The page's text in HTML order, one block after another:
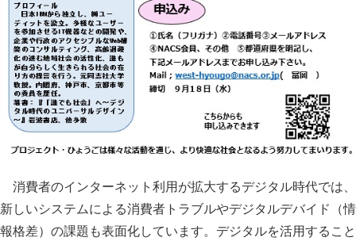
消費者のインターネット利用が拡大するデジタル時代では、
新しいシステムによる消費者トラブルやデジタルデバイド（情
報格差）の課題も表面化しています。デジタルを活用すること